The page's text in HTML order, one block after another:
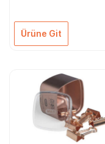
Ürüne Git